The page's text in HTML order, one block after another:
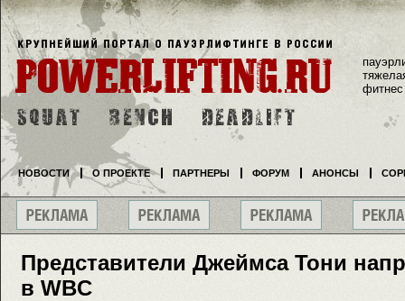
Представители Джеймса Тони
в WBC
фитнес
НОВОСТИ О ПРОЕКТЕ ПАРТНЕРЫ ФОРУМ АНОНСЫ